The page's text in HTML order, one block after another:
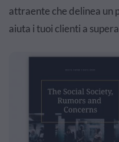
attraente che delinea un
aiuta i tuoi clienti a